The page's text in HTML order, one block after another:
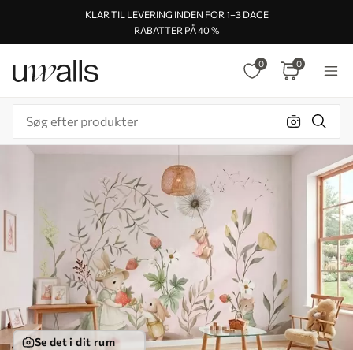
KLAR TIL LEVERING INDEN FOR 1–3 DAGE
RABATTER PÅ 40 %
0 0
Se det i dit rum